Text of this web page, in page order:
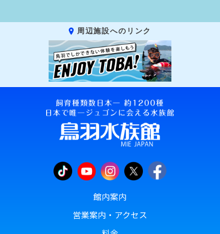
周辺施設へのリンク
館内案内
営業案内・アクセス